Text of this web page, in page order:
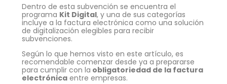
Dentro de esta subvención se encuentra el
programa Kit Digital, y una de sus categorías
incluye a la factura electrónica como una solución
de digitalización elegibles para recibir
subvenciones.
Según lo que hemos visto en este artículo, es
recomendable comenzar desde ya a prepararse
para cumplir con la obligatoriedad de la factura
electrónica entre empresas.